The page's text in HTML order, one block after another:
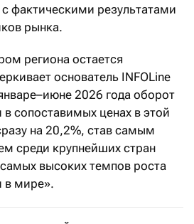
фактическими результатами
рынка.
региона остается
основатель INFOLine
2026 года оборот
в сопоставимых ценах в этой
на 20,2%, став самым
среди крупнейших стран
высоких темпов роста
в мире».